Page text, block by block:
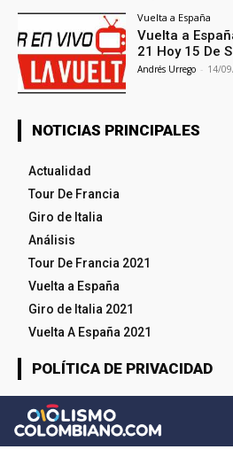
Vuelta a España
Vuelta a
21 Hoy 15 De
Andrés Urrego - 14/
NOTICIAS PRINCIPALES
Actualidad
Tour De Francia
Giro de Italia
Análisis
Tour De Francia 2021
Vuelta a España
Giro de Italia 2021
Vuelta A España 2021
POLÍTICA DE PRIVACIDAD